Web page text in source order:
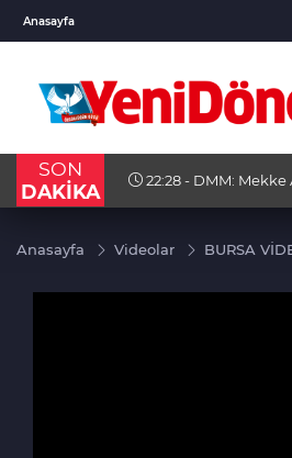
Anasayfa
BGN
27,9743
SON
DAKİKA
yedi 22:28 - DMM:
Anasayfa Videolar BURSA